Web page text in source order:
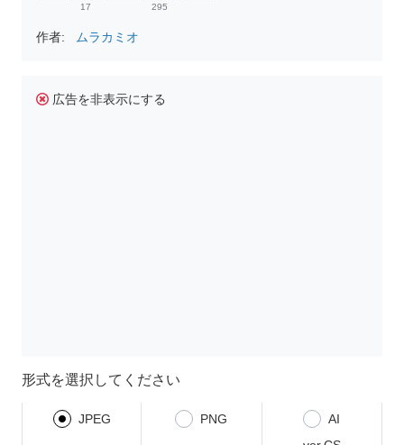
17 295
作者: ムラカミオ
広告を非表示にする
形式を選択してください
JPEG PNG
AI